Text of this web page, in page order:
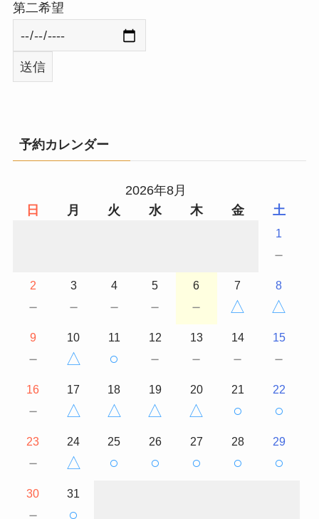
第二希望
予約カレンダー
2026年8月
日
月 火 水 木 金 土
1
－
2
－
3
－
4
－
5
－
6
－
7
△
8
△
9
－
10
△
11
○
12
－
13
－
14
－
15
－
16
－
17
△
18
△
19
△
20
△
21
○
22
○
23
－
24
△
25
○
26
○
27
○
28
○
29
○
30
－
31
○